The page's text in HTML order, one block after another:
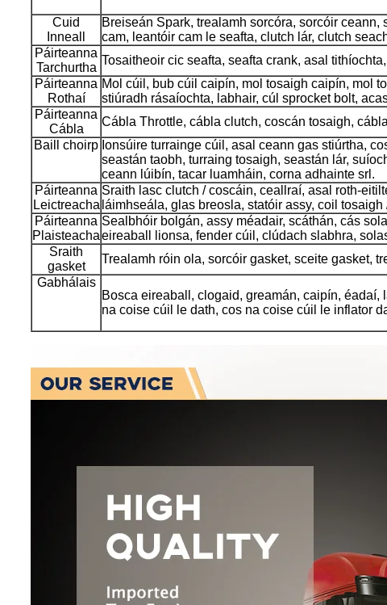
Cuid
Inneall
Breiseán Spark, trealamh sorcóra, sorcóir
cam, leantóir cam le seafta, clutch lár, clutch
Páirteanna
Tarchurtha
Tosaitheoir cic seafta, seafta crank, asal
Páirteanna
Rothaí
Mol cúil, bub cúil caipín, mol tosaigh caipín, mol
stiúradh rásaíochta, labhair, cúl sprocket bolt,
Páirteanna
Cábla
Cábla Throttle, cábla clutch, coscán tosaigh,
Baill choirp Ionsúire turrainge cúil, asal ceann gas stiúrtha,
seastán taobh, turraing tosaigh, seastán lár,
ceann lúibín, tacar luamháin, corna adhainte srl.
Páirteanna
Leictreacha
Sraith lasc clutch / coscáin, ceallraí, asal roth-
láimhseála, glas breosla, statóir assy, ​​coil
Páirteanna
Plaisteacha
Sealbhóir bolgán, assy méadair, scáthán, cás
eireaball lionsa, fender cúil, clúdach slabhra,
Sraith
gasket
Trealamh róin ola, sorcóir gasket, sceite gasket,
Gabhálais
Bosca eireaball, clogaid, greamán, caipín,
na coise cúil le dath, cos na coise cúil le inflator